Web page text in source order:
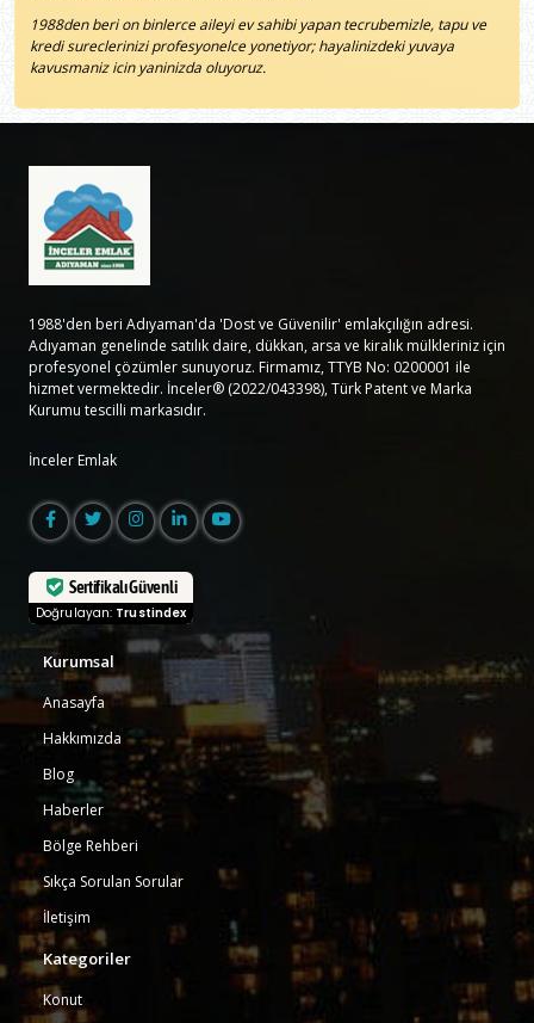
1988den beri on binlerce aileyi ev sahibi yapan tecrubemizle, tapu ve
kredi sureclerinizi profesyonelce yonetiyor; hayalinizdeki yuvaya
kavusmaniz icin yaninizda oluyoruz.
1988'den beri Adıyaman'da 'Dost ve Güvenilir' emlakçılığın adresi.
Adıyaman genelinde satılık daire, dükkan, arsa ve kiralık mülkleriniz için
profesyonel çözümler sunuyoruz. Firmamız, TTYB No: 0200001 ile
hizmet vermektedir. İnceler® (2022/043398), Türk Patent ve Marka
Kurumu tescilli markasıdır.
İnceler Emlak
Sertifikalı Güvenli
Doğrulayan: Trustindex
Kurumsal
Anasayfa
Hakkımızda
Blog
Haberler
Bölge Rehberi
Sıkça Sorulan Sorular
İletişim
Kategoriler
Konut